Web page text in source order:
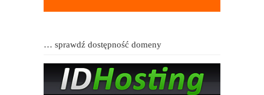
… sprawdź dostępność domeny